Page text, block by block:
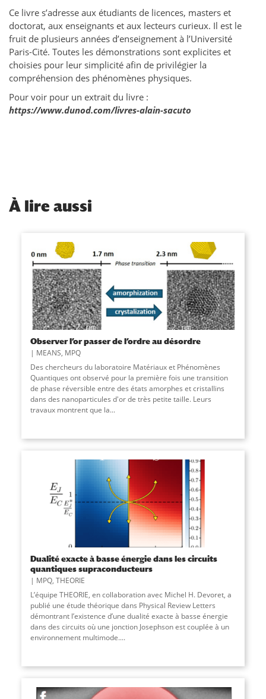
Ce livre s’adresse aux étudiants de licences, masters et
doctorat, aux enseignants et aux lecteurs curieux. Il est le
fruit de plusieurs années d’enseignement à l’Université
Paris-Cité. Toutes les démonstrations sont explicites et
choisies pour leur simplicité afin de privilégier la
compréhension des phénomènes physiques.
Pour voir pour un extrait du livre :
https://www.dunod.com/livres-alain-sacuto
À lire aussi
Observer l’or passer de l’ordre au désordre
MEANS, MPQ
Des chercheurs du laboratoire Matériaux et Phénomènes
Quantiques ont observé pour la première fois une transition
de phase réversible entre des états amorphes et cristallins
dans des nanoparticules d'or de très petite taille. Leurs
travaux montrent que la...
Dualité exacte à basse énergie dans les circuits
quantiques supraconducteurs
MPQ, THEORIE
L’équipe THEORIE, en collaboration avec Michel H. Devoret, a
publié une étude théorique dans Physical Review Letters
démontrant l’existence d’une dualité exacte à basse énergie
dans des circuits où une jonction Josephson est couplée à un
environnement multimode....